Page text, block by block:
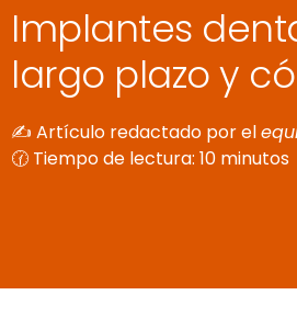
Implantes
largo plazo y
✍️ Artículo redactado por el
🕜 Tiempo de lectura: 10 minutos